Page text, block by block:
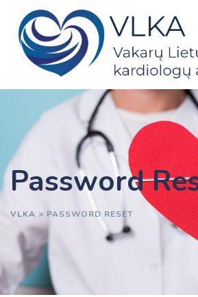
content
Password
VLKA > PASSWORD RESET